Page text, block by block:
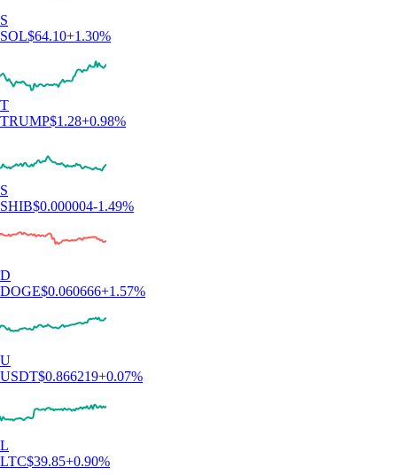
S
SOL$64.10+1.30%
T
TRUMP$1.28+0.98%
S
SHIB$0.000004-1.49%
D
DOGE$0.060666+1.57%
U
USDT$0.866219+0.07%
L
LTC$39.85+0.90%